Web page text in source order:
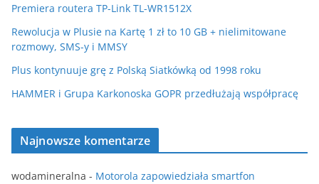
Premiera routera TP-Link TL-WR1512X
Rewolucja w Plusie na Kartę 1 zł to 10 GB + nielimitowane
rozmowy, SMS-y i MMSY
Plus kontynuuje grę z Polską Siatkówką od 1998 roku
HAMMER i Grupa Karkonoska GOPR przedłużają współpracę
Najnowsze komentarze
wodamineralna - Motorola zapowiedziała smartfon